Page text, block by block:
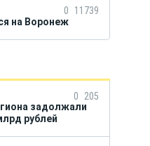
0
11739
на Воронеж
0
205
задолжали
рублей